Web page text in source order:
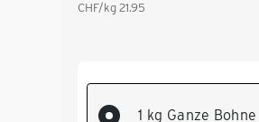
CHF/kg21.95
1 kg Ganze Bohne